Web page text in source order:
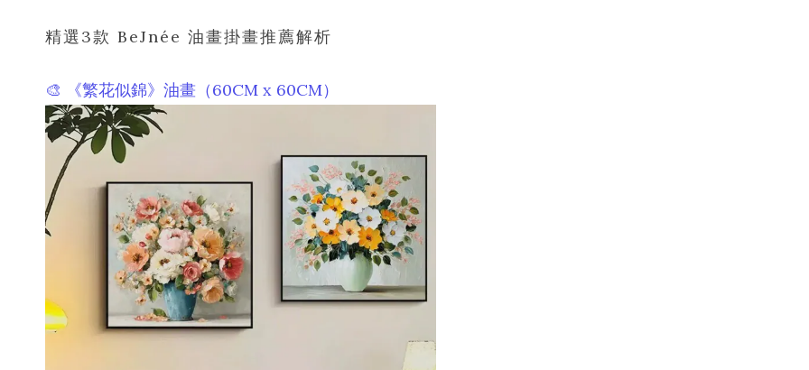
精選3款 BeJnée 油畫掛畫推薦解析
🎨 《繁花似錦》油畫（60CM x 60CM）